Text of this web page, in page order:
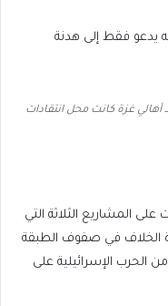
يدعو فقط إلى هدنة
غزة كانت محل انتقادات
المشاريع الثلاثة التي
الخلاف في صفوف الطبقة
الحرب الإسرائيلية على